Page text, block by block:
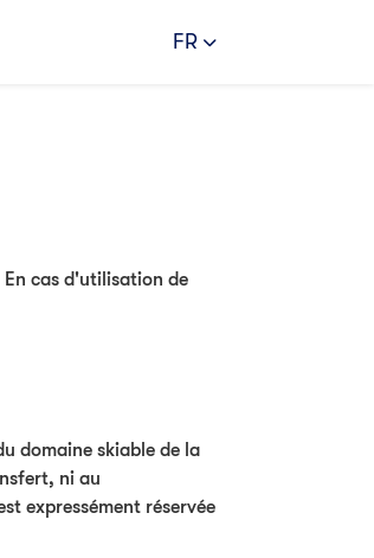
FR
En cas d'utilisation de
domaine skiable de la
ni au
expressément réservée